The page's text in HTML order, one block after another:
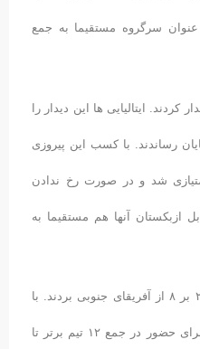
سرگروه مستقیما به جمع
کردند. ایتالیایی ها این دیدار را
خود به پایان رساندند. با کسب این پیروزی
شد و در صورت رخ ندادن
ازبکستان آنها هم مستقیما به
بازی چهارم را مصری ها با نتیجه ۲۴ بر ۸ از آفریقای جنوبی بردند. با
این نتیجه امیدهای آفریقای جنوبی برای حضور در جمع ۱۲ تیم برتر تا